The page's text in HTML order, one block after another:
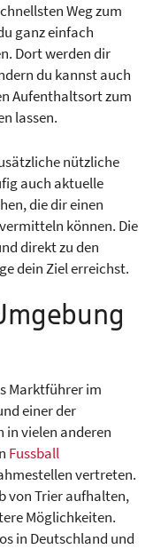
Weg zum
ganz einfach
Dort werden dir
du kannst auch
Aufenthaltsort zum
lassen.
nützliche
auch aktuelle
die dir einen
können. Die
direkt zu den
dein Ziel erreichst.
Marktführer im
einer der
in vielen anderen
Fussball
vertreten.
von Trier aufhalten,
Möglichkeiten.
in Deutschland und